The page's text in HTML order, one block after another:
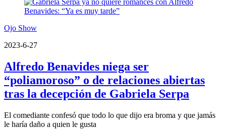
Ojo Show
2023-6-27
Alfredo Benavides niega ser
“poliamoroso” o de relaciones abiertas
tras la decepción de Gabriela Serpa
El comediante confesó que todo lo que dijo era broma y que jamás
le haría daño a quien le gusta